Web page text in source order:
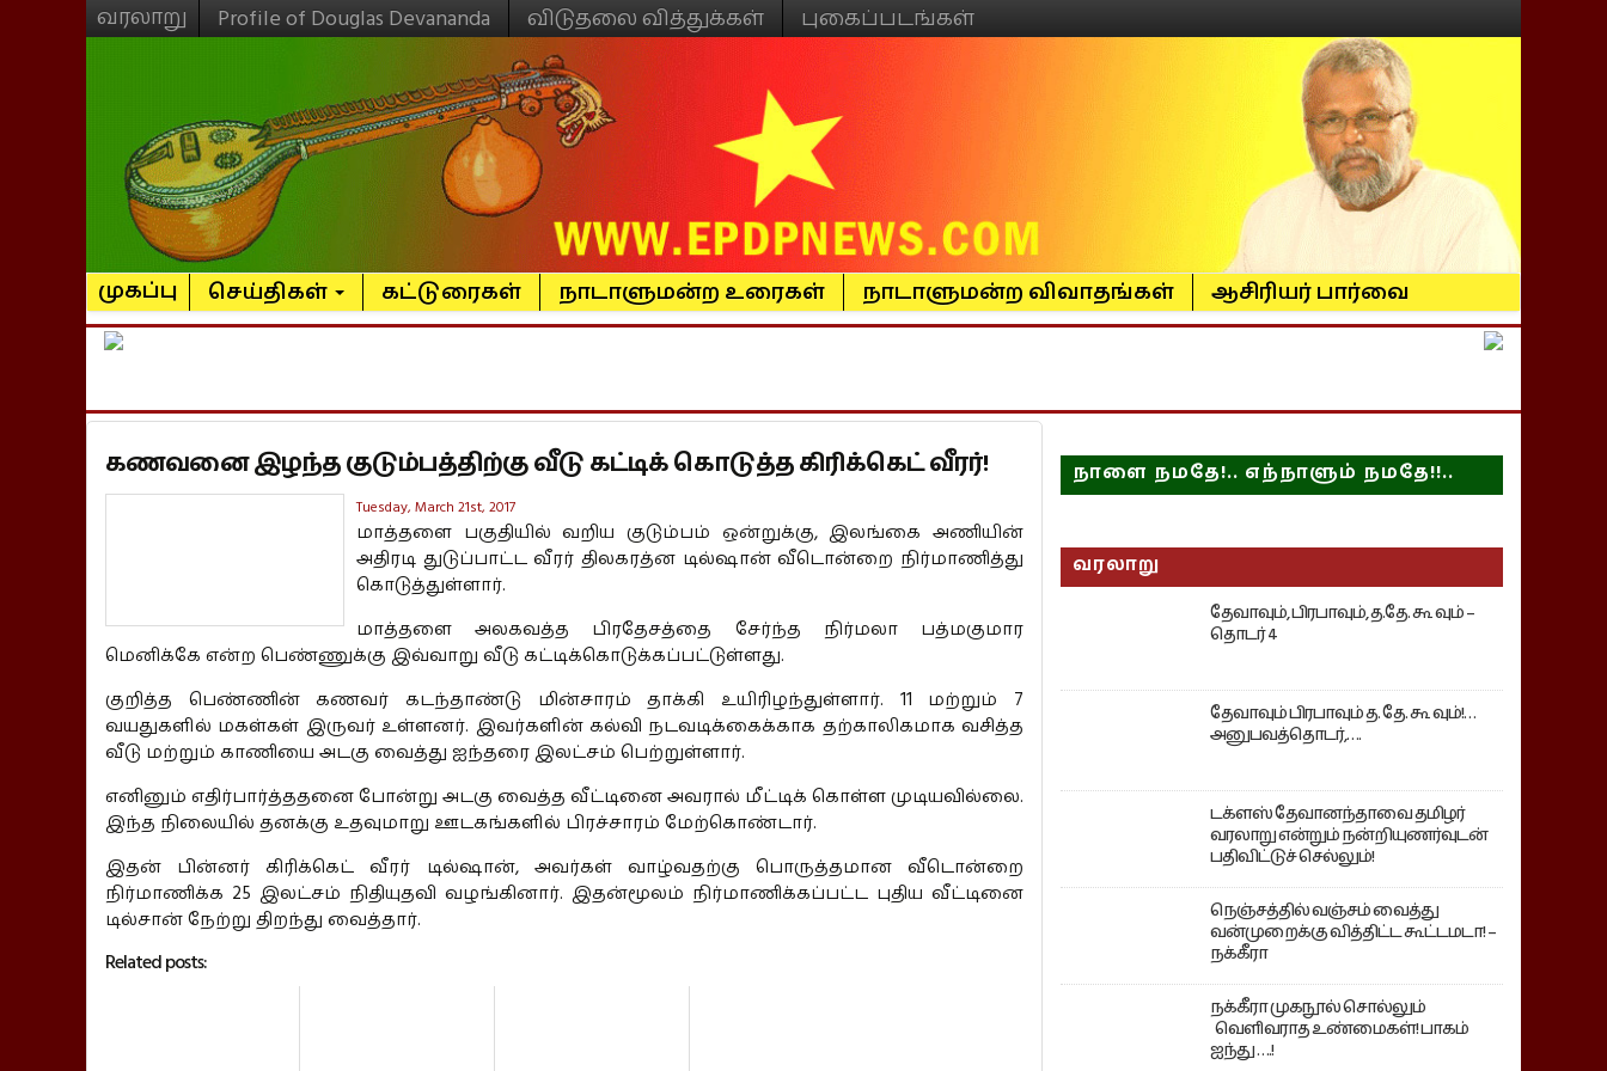
வரலாறு Profile of Douglas Devananda விடுதலை வித்துக்கள் புகைப்படங்கள்
முகப்பு செய்திகள் கட்டுரைகள் நாடாளுமன்ற உரைகள் நாடாளுமன்ற விவாதங்கள் ஆசிரியர் பார்வை
கணவனை இழந்த குடும்பத்திற்கு வீடு கட்டிக் கொடுத்த கிரிக்கெட் வீரர்!
Tuesday, March 21st, 2017
மாத்தளை பகுதியில் வறிய குடும்பம் ஒன்றுக்கு, இலங்கை அணியின்
அதிரடி துடுப்பாட்ட வீரர் திலகரத்ன டில்ஷான் வீடொன்றை நிர்மாணித்து
கொடுத்துள்ளார்.
மாத்தளை அலகவத்த பிரதேசத்தை சேர்ந்த நிர்மலா பத்மகுமார
மெனிக்கே என்ற பெண்ணுக்கு இவ்வாறு வீடு கட்டிக்கொடுக்கப்பட்டுள்ளது.
குறித்த பெண்ணின் கணவர் கடந்தாண்டு மின்சாரம் தாக்கி உயிரிழந்துள்ளார். 11 மற்றும் 7
வயதுகளில் மகள்கள் இருவர் உள்ளனர். இவர்களின் கல்வி நடவடிக்கைக்காக தற்காலிகமாக வசித்த
வீடு மற்றும் காணியை அடகு வைத்து ஐந்தரை இலட்சம் பெற்றுள்ளார்.
எனினும் எதிர்பார்த்ததனை போன்று அடகு வைத்த வீட்டினை அவரால் மீட்டிக் கொள்ள முடியவில்லை.
இந்த நிலையில் தனக்கு உதவுமாறு ஊடகங்களில் பிரச்சாரம் மேற்கொண்டார்.
இதன் பின்னர் கிரிக்கெட் வீரர் டில்ஷான், அவர்கள் வாழ்வதற்கு பொருத்தமான வீடொன்றை
நிர்மாணிக்க 25 இலட்சம் நிதியுதவி வழங்கினார். இதன்மூலம் நிர்மாணிக்கப்பட்ட புதிய வீட்டினை
டில்சான் நேற்று திறந்து வைத்தார்.
Related posts:
நாளை நமதே!.. எந்நாளும் நமதே!!..
வரலாறு
தேவாவும், பிரபாவும், த.தே. கூ வும் –
தொடர் 4
தேவாவும் பிரபாவும் த. தே. கூ வும்!…
அனுபவத்தொடர்,….
டக்ளஸ் தேவானந்தாவை தமிழர்
வரலாறு என்றும் நன்றியுணர்வுடன்
பதிவிட்டுச் செல்லும்!
நெஞ்சத்தில் வஞ்சம் வைத்து
வன்முறைக்கு வித்திட்ட கூட்டமடா! –
நக்கீரா
நக்கீரா முகநூல் சொல்லும்
வெளிவராத உண்மைகள்! பாகம்
ஐந்து ….!